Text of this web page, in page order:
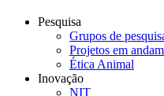
Pesquisa
Grupos de
Projetos em
Ética Animal
Inovação
NIT